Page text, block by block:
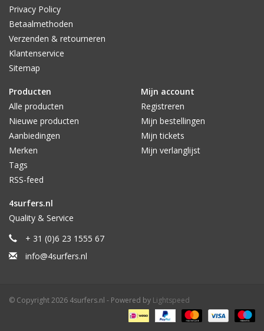
Privacy Policy
Betaalmethoden
Verzenden & retourneren
Klantenservice
Sitemap
Producten
Alle producten
Nieuwe producten
Aanbiedingen
Merken
Tags
RSS-feed
Mijn account
Registreren
Mijn bestellingen
Mijn tickets
Mijn verlanglijst
4surfers.nl
Quality & Service
+ 31 (0)6 23 1555 67
info@4surfers.nl
© Copyright 2026 4surfers.nl - Powered by Lightspeed